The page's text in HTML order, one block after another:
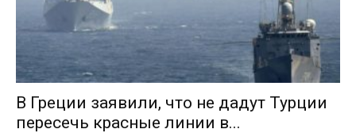
В Греции заявили, что не дадут Турции
пересечь красные линии в...